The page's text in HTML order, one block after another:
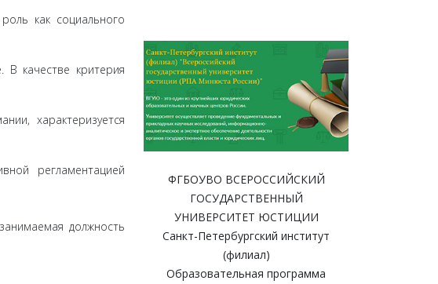
как социального
В качестве кри­терия
характеризуется
регламентацией
должность
ФГБОУВО ВСЕРОССИЙСКИЙ
ГОСУДАРСТВЕННЫЙ
УНИВЕРСИТЕТ ЮСТИЦИИ
Санкт-Петербургский институт
(филиал)
Образовательная программа